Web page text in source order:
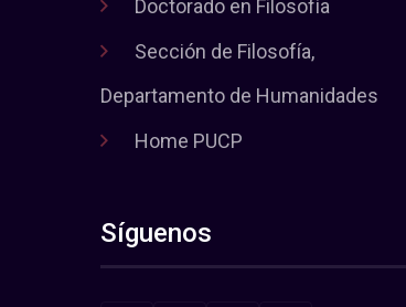
Doctorado en Filosofía
Sección de Filosofía,
Departamento de Humanidades
Home PUCP
Síguenos